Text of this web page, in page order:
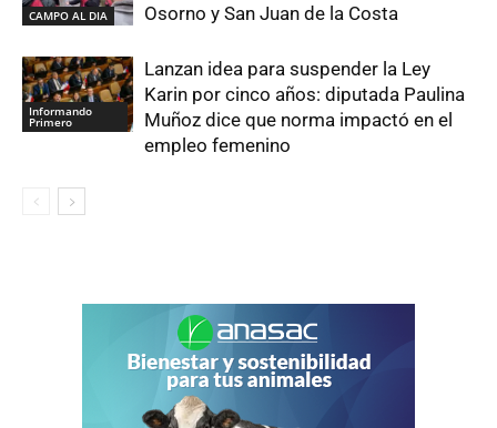
CAMPO AL DIA
Osorno y San Juan de la Costa
Informando
Primero
Lanzan idea para suspender la Ley
Karin por cinco años: diputada Paulina
Muñoz dice que norma impactó en el
empleo femenino